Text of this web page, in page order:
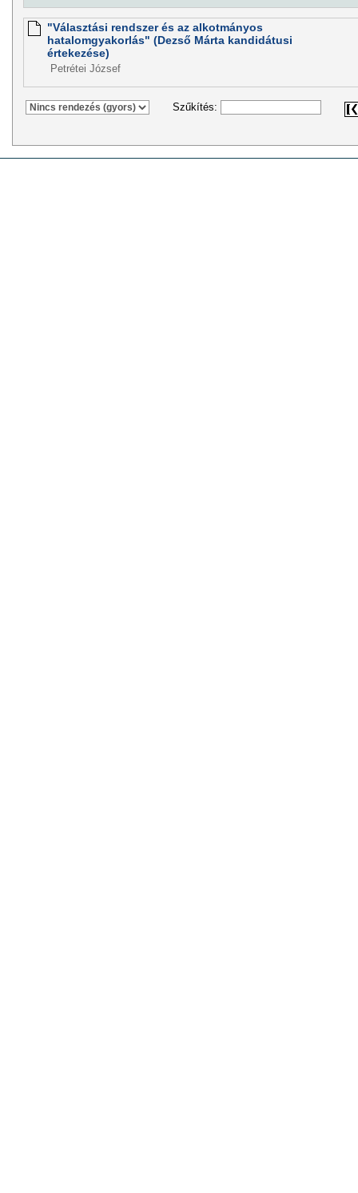
"Választási rendszer és az alkotmányos
hatalomgyakorlás" (Dezső Márta kandidátusi
értekezése)
Petrétei József
Szűkítés: